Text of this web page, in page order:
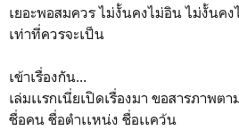
เยอะพอสมควร ไม่งั้นคงไม่อิน ไม่งั้นค
เท่าที่ควรจะเป็น
เข้าเรื่องกัน...
เล่มเเรกเนี่ยเปิดเรื่องมา ขอสารภาพต
ชื่อคน ชื่อตำเเหน่ง ชื่อเเคว้น